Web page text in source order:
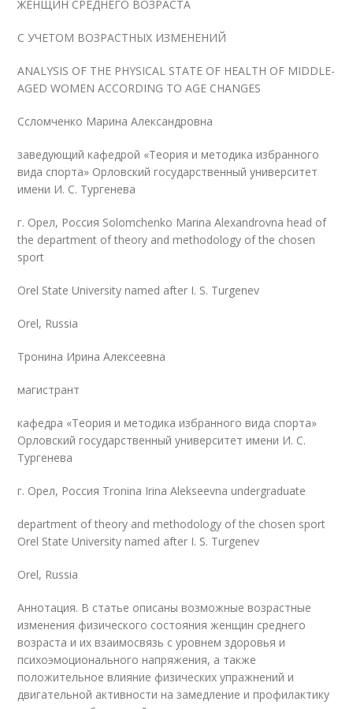
ЖЕНЩИН СРЕДНЕГО ВОЗРАСТА
С УЧЕТОМ ВОЗРАСТНЫХ ИЗМЕНЕНИЙ
ANALYSIS OF THE PHYSICAL STATE OF HEALTH OF MIDDLE-
AGED WOMEN ACCORDING TO AGE CHANGES
Ccломченко Марина Александровна
заведующий кафедрой «Теория и методика избранного
вида спорта» Орловский государственный университет
имени И. С. Тургенева
г. Орел, Россия Solomchenko Marina Alexandrovna head of
the department of theory and methodology of the chosen
sport
Orel State University named after I. S. Turgenev
Orel, Russia
Тронина Ирина Алексеевна
магистрант
кафедра «Теория и методика избранного вида спорта»
Орловский государственный университет имени И. С.
Тургенева
г. Орел, Россия Troninа Irina Alekseevna undergraduate
department of theory and methodology of the chosen sport
Orel State University named after I. S. Turgenev
Orel, Russia
Аннотация. В статье описаны возможные возрастные
изменения физического состояния женщин среднего
возраста и их взаимосвязь с уровнем здоровья и
психоэмоционального напряжения, а также
положительное влияние физических упражнений и
двигательной активности на замедление и профилактику